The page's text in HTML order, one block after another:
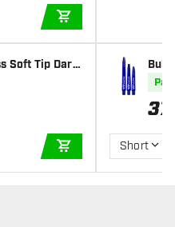
Soft Tip Dart
TILFØJ TIL KURV
På
37
Short